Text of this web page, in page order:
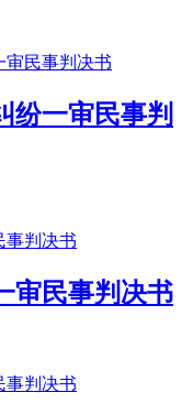
纷一审民事判
审民事判决书